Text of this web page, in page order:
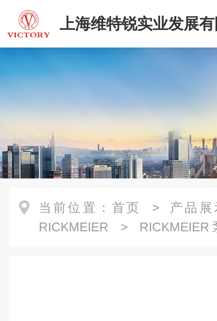
上海维特锐实业发展
当前位置： 首页 > 产品展
RICKMEIER > RICKMEIER